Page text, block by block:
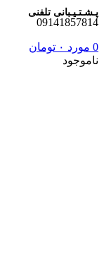
پـشـتـیـبانی تلفنی
09141857814
0 مورد ۰ تومان
ناموجود